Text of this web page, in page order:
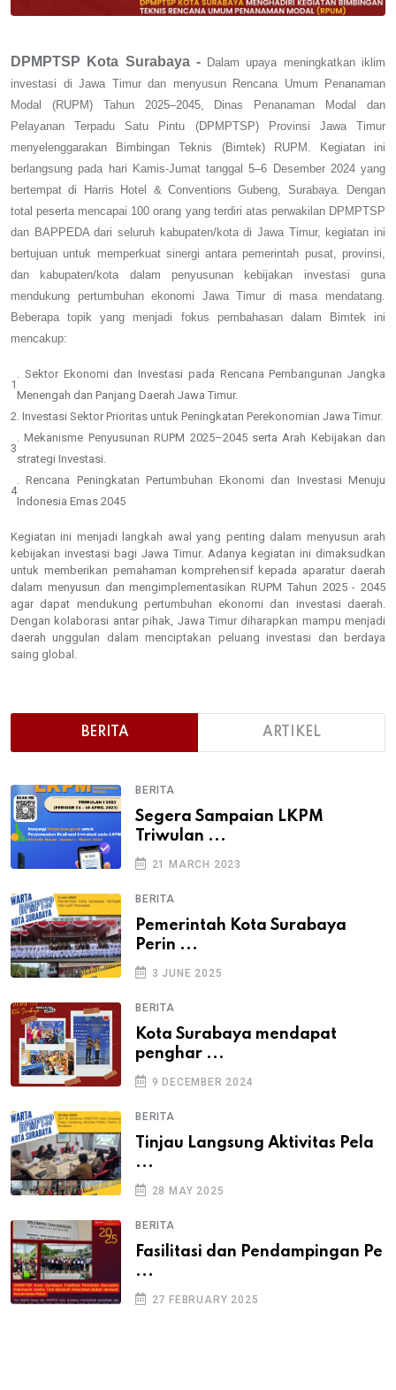
DPMPTSP Kota Surabaya - Dalam upaya meningkatkan iklim
investasi di Jawa Timur dan menyusun Rencana Umum Penanaman
Modal (RUPM) Tahun 2025–2045, Dinas Penanaman Modal dan
Pelayanan Terpadu Satu Pintu (DPMPTSP) Provinsi Jawa Timur
menyelenggarakan Bimbingan Teknis (Bimtek) RUPM. Kegiatan ini
berlangsung pada hari Kamis-Jumat tanggal 5–6 Desember 2024 yang
bertempat di Harris Hotel & Conventions Gubeng, Surabaya. Dengan
total peserta mencapai 100 orang yang terdiri atas perwakilan DPMPTSP
dan BAPPEDA dari seluruh kabupaten/kota di Jawa Timur, kegiatan ini
bertujuan untuk memperkuat sinergi antara pemerintah pusat, provinsi,
dan kabupaten/kota dalam penyusunan kebijakan investasi guna
mendukung pertumbuhan ekonomi Jawa Timur di masa mendatang.
Beberapa topik yang menjadi fokus pembahasan dalam Bimtek ini
mencakup:
1
. Sektor Ekonomi dan Investasi pada Rencana Pembangunan Jangka
Menengah dan Panjang Daerah Jawa Timur.
2. Investasi Sektor Prioritas untuk Peningkatan Perekonomian Jawa Timur.
3
. Mekanisme Penyusunan RUPM 2025–2045 serta Arah Kebijakan dan
strategi Investasi.
4
. Rencana Peningkatan Pertumbuhan Ekonomi dan Investasi Menuju
Indonesia Emas 2045
Kegiatan ini menjadi langkah awal yang penting dalam menyusun arah
kebijakan investasi bagi Jawa Timur. Adanya kegiatan ini dimaksudkan
untuk memberikan pemahaman komprehensif kepada aparatur daerah
dalam menyusun dan mengimplementasikan RUPM Tahun 2025 - 2045
agar dapat mendukung pertumbuhan ekonomi dan investasi daerah.
Dengan kolaborasi antar pihak, Jawa Timur diharapkan mampu menjadi
daerah unggulan dalam menciptakan peluang investasi dan berdaya
saing global.
BERITA ARTIKEL
BERITA
Segera Sampaian LKPM
Triwulan ...
21 MARCH 2023
BERITA
Pemerintah Kota Surabaya
Perin ...
3 JUNE 2025
BERITA
Kota Surabaya mendapat
penghar ...
9 DECEMBER 2024
BERITA
Tinjau Langsung Aktivitas Pela
...
28 MAY 2025
BERITA
Fasilitasi dan Pendampingan Pe
...
27 FEBRUARY 2025